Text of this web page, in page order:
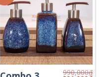
990,000₫